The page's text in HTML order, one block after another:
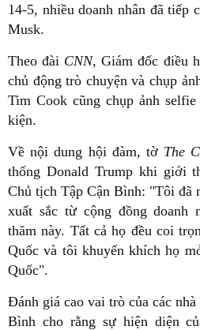
14-5, nhiều doanh nhân đã tiếp
Musk.
Theo đài CNN, Giám đốc điều
chủ động trò chuyện và chụp
Tim Cook cũng chụp ảnh
kiện.
Về nội dung hội đàm, tờ The
thống Donald Trump khi giới
Chủ tịch Tập Cận Bình: "Tôi đã
xuất sắc từ cộng đồng doanh
thăm này. Tất cả họ đều coi
Quốc và tôi khuyến khích họ
Quốc".
Đánh giá cao vai trò của các
Bình cho rằng sự hiện diện